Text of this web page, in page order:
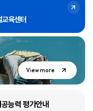
교육센터
View more
능력 평가안내